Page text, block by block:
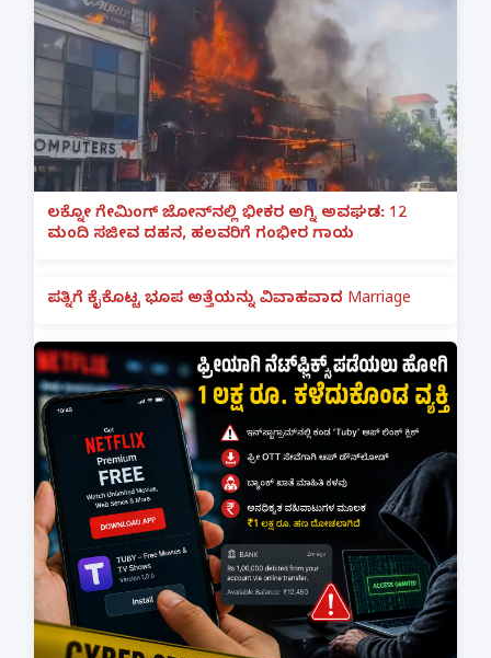
ಲಕ್ನೋ ಗೇಮಿಂಗ್ ಜೋನ್‌ನಲ್ಲಿ ಭೀಕರ ಅಗ್ನಿ ಅವಘಡ: 12
ಮಂದಿ ಸಜೀವ ದಹನ, ಹಲವರಿಗೆ ಗಂಭೀರ ಗಾಯ
ಪತ್ನಿಗೆ ಕೈಕೊಟ್ಟ ಭೂಪ ಅತ್ತೆಯನ್ನು ವಿವಾಹವಾದ Marriage